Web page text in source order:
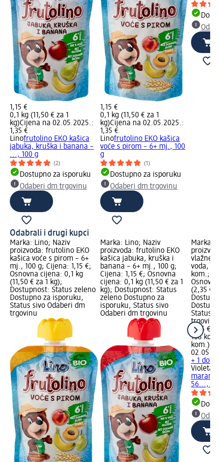
1,15 €
0,1 kg (11,50 € za 1
kg)Cijena na 02.05.2025.:
1,35 €
Linofrutolino EKO kašica
jabuka, kruška i banana –
..., 100 g
(2)
Dostupno za isporuku
Odaberi dm trgovinu
1,15 €
0,1 kg (11,50 € za 1
kg)Cijena na 02.05.2025.:
1,35 €
Linofrutolino EKO kašica
voće s pirom – 6+ mj., 100
g
(1)
Dostupno za isporuku
Odaberi dm trgovinu
Odabrali i drugi kupci
Marka: Lino; Naziv
proizvoda: frutolino EKO
kašica voće s pirom – 6+
mj., 100 g; Cijena: 1,15 €;
Osnovna cijena: 0,1 kg
(11,50 € za 1 kg);
Dostupnost: Status zeleno
Dostupno za isporuku,
Status sivo Odaberi dm
trgovinu
Marka: Lino; Naziv
proizvoda: frutolino EKO
kašica jabuka, kruška i
banana – 6+ mj., 100 g;
Cijena: 1,15 €; Osnovna
cijena: 0,1 kg (11,50 € za 1
kg); Dostupnost: Status
zeleno Dostupno za
isporuku, Status sivo
Odaberi dm trgovinu
Marka:
vlažne
voda, 3
kom.;
(2,35 €
Status
trgovinu
3,95 €
168
kom.)
+ 1
Violeta
56...,